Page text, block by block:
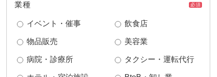
業種 必須
イベント・催事 飲食店
物品販売 美容業
病院・診療所 タクシー・運転代行